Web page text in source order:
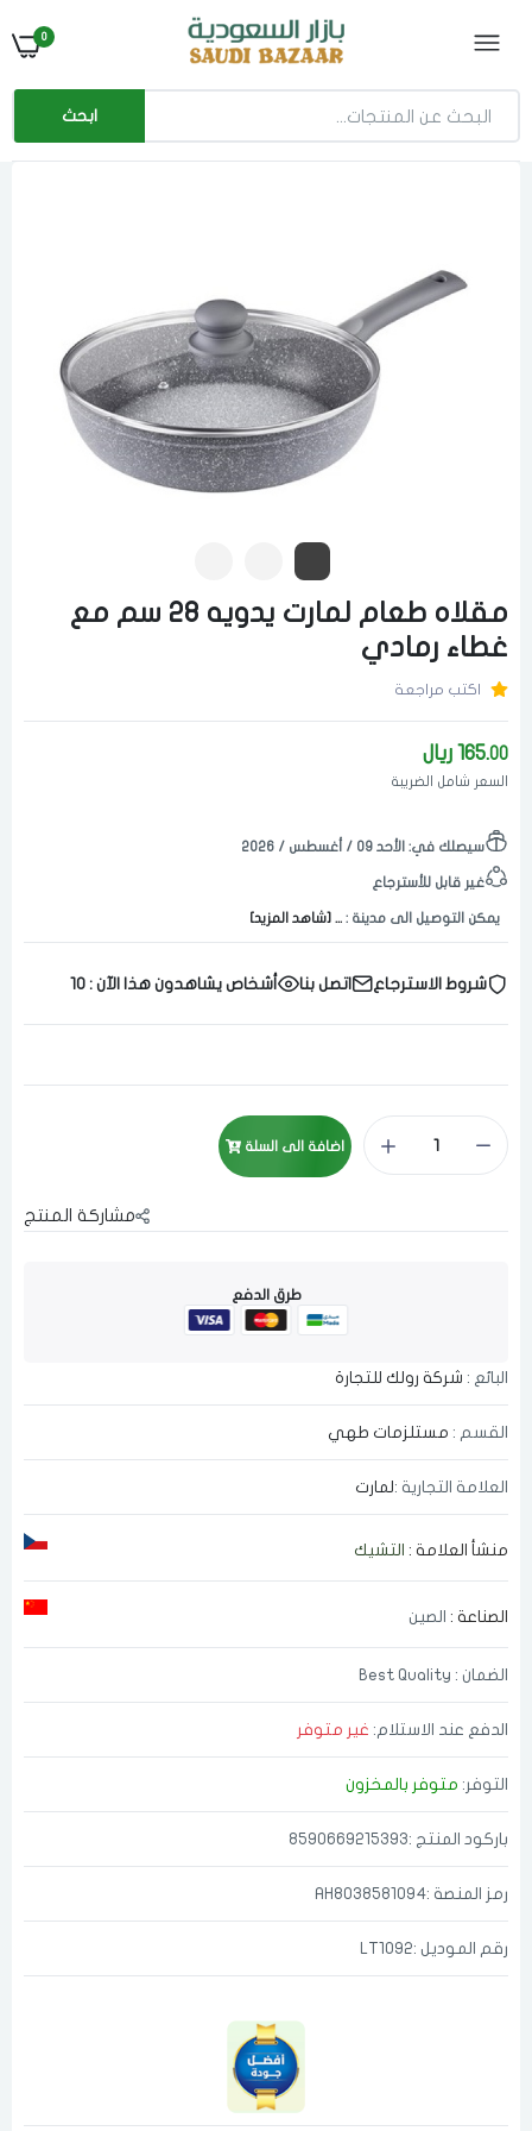
0
ابحث
مقلاه طعام لمارت يدويه 28 سم مع
غطاء رمادي
اكتب مراجعة
165.00 ريال
السعر شامل الضريبة
سيصلك في: الأحد ٠٩ / أغسطس / ٢٠٢٦
غير قابل للأسترجاع
يمكن التوصيل الى مدينة :... [شاهد المزيد]
شروط الاسترجاع اتصل بنا أشخاص يشاهدون هذا الآن : 10
اضافة الى السلة
مشاركة المنتج
طرق الدفع
البائع : شركة رولك للتجارة
القسم : مستلزمات طهي
العلامة التجارية : لمارت
منشأ العلامة : التشيك
الصناعة : الصين
الضمان : Best Quality
الدفع عند الاستلام: غير متوفر
التوفر: متوفر بالمخزون
باركود المنتج :8590669215393
رمز المنصة :AH8038581094
رقم الموديل :LT1092